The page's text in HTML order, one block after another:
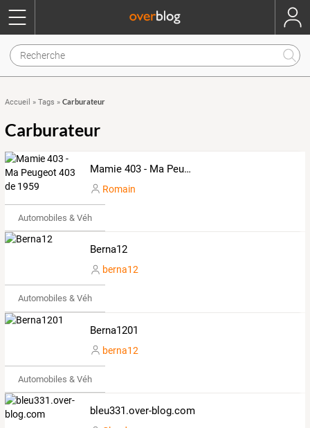
Accueil » Tags » Carburateur
Carburateur
Mamie 403 - Ma Peugeot 403 de 1959
Romain
Automobiles & Véhicules
Berna12
berna12
Automobiles & Véhicules
Berna1201
berna12
Automobiles & Véhicules
bleu331.over-blog.com